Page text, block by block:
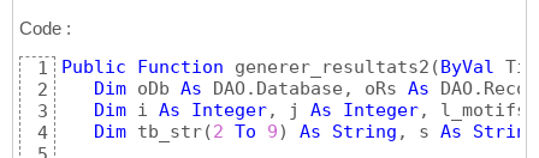
15
17
18
19
20
    mx = n -
        s = s +
Mid(chaine, j + 1, SHR( i, j
Next j
If Len( ) > 1
Then
       str = str & Chr
(39 ) & s & Chr( 39) &
Code :
1
2
3
4
Public Function generer_resultats2 (ByVal
Dim oDb As DAO.Database, oRs As
Dim i As Integer, j As Integer, l_motifs
Dim tb_str(2 To 9) As String , s As
String